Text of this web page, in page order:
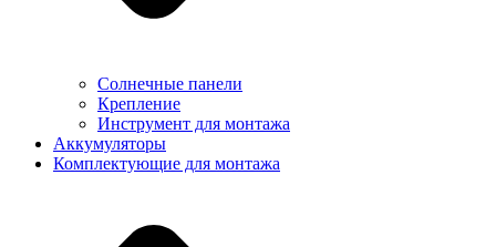
Солнечные панели
Крепление
Инструмент для монтажа
Аккумуляторы
Комплектующие для монтажа